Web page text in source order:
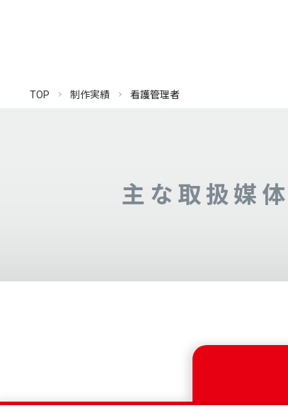
TOP 制作実績 看護管理者
主な取扱媒体